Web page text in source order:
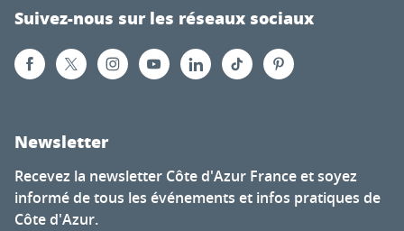
Suivez-nous sur les réseaux sociaux
Newsletter
Recevez la newsletter Côte d'Azur France et soyez
informé de tous les événements et infos pratiques de
Côte d'Azur.